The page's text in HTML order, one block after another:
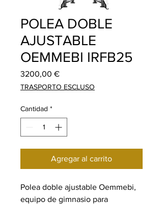
POLEA DOBLE
AJUSTABLE
OEMMEBI IRFB25
3200,00 €Precio
TRASPORTO ESCLUSO
Cantidad *
Agregar al carrito
Polea doble ajustable Oemmebi,
equipo de gimnasio para